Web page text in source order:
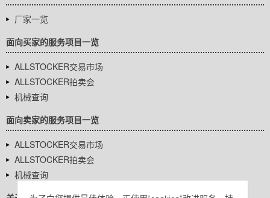
厂家一览
面向买家的服务项目一览
ALLSTOCKER交易市场
ALLSTOCKER拍卖会
机械查询
面向卖家的服务项目一览
ALLSTOCKER交易市场
ALLSTOCKER拍卖会
机械查询